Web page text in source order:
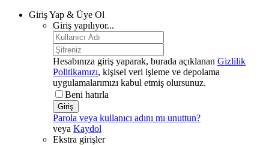
Giriş Yap & Üye Ol
Giriş yapılıyor...
Hesabınıza giriş yaparak, burada açıklanan Gizlilik
Politikamızı, kişisel veri işleme ve depolama
uygulamalarımızı kabul etmiş olursunuz.
Beni hatırla
Giriş
Parola veya kullanıcı adını mı unuttun?
veya Kaydol
Ekstra girişler